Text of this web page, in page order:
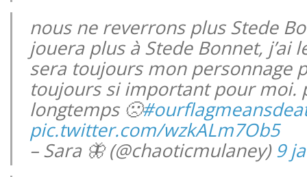
nous ne reverrons plus Stede
jouera plus à Stede Bonnet, j’ai
sera toujours mon personnage
toujours si important pour moi.
longtemps 🙁
pic.twitter.com/wzkALm7Ob5
– Sara 🦋 (@chaoticmulaney)9